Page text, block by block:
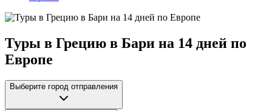
Туры в Грецию в Бари на 14 дней по
Европе
Выберите город отправления